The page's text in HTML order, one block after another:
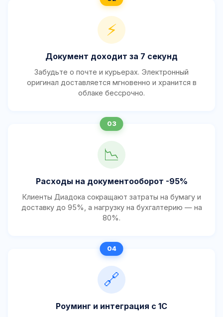
⚡
Документ доходит за 7 секунд
Забудьте о почте и курьерах. Электронный
оригинал доставляется мгновенно и хранится в
облаке бессрочно.
📉
Расходы на документооборот -95%
Клиенты Диадока сокращают затраты на бумагу и
доставку до 95%, а нагрузку на бухгалтерию — на
80%.
🔗
Роуминг и интеграция с 1С